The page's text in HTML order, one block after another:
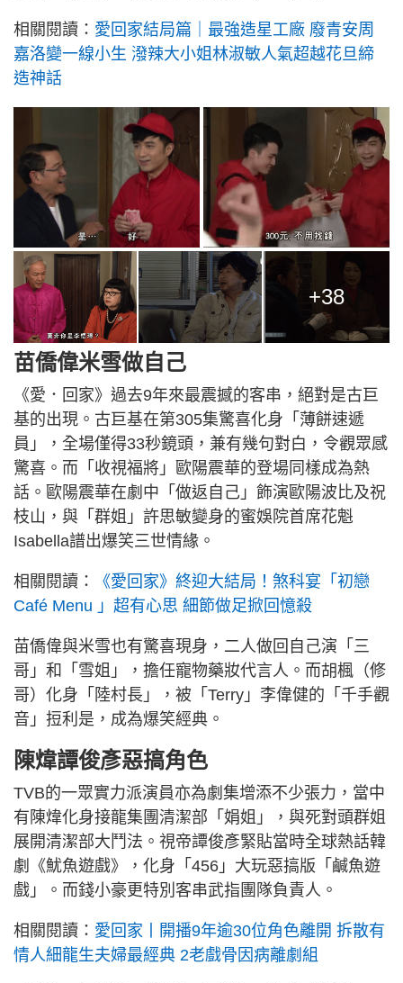
相關閱讀： 愛回家結局篇｜最強造星工廠 廢青安周
嘉洛變一線小生 潑辣大小姐林淑敏人氣超越花旦締
造神話
+38
苗僑偉米雪做自己
《愛．回家》過去9年來最震撼的客串，絕對是古巨
基的出現。古巨基在第305集驚喜化身「薄餅速遞
員」，全場僅得33秒鏡頭，兼有幾句對白，令觀眾感
驚喜。而「收視福將」歐陽震華的登場同樣成為熱
話。歐陽震華在劇中「做返自己」飾演歐陽波比及祝
枝山，與「群姐」許思敏變身的蜜娛院首席花魁
Isabella譜出爆笑三世情緣。
相關閱讀：
《愛回家》終迎大結局！煞科宴「初戀
Café Menu 」超有心思 細節做足掀回憶殺
苗僑偉與米雪也有驚喜現身，二人做回自己演「三
哥」和「雪姐」，擔任寵物藥妝代言人。而胡楓（修
哥）化身「陸村長」，被「Terry」李偉健的「千手觀
音」𢭃利是，成為爆笑經典。
陳煒譚俊彥惡搞角色
TVB的一眾實力派演員亦為劇集增添不少張力，當中
有陳煒化身接龍集團清潔部「娟姐」，與死對頭群姐
展開清潔部大鬥法。視帝譚俊彥緊貼當時全球熱話韓
劇《魷魚遊戲》，化身「456」大玩惡搞版「鹹魚遊
戲」。而錢小豪更特別客串武指團隊負責人。
相關閱讀： 愛回家丨開播9年逾30位角色離開 拆散有
情人細龍生夫婦最經典 2老戲骨因病離劇組